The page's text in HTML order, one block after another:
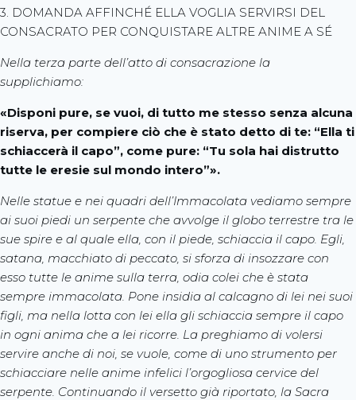
3. DOMANDA AFFINCHÉ ELLA VOGLIA SERVIRSI DEL
CONSACRATO PER CONQUISTARE ALTRE ANIME A SÉ
Nella terza parte dell’atto di consacrazione la
supplichiamo:
«Disponi pure, se vuoi, di tutto me stesso senza alcuna
riserva, per compiere ciò che è stato detto di te: “Ella ti
schiaccerà il capo”, come pure: “Tu sola hai distrutto
tutte le eresie sul mondo intero”».
Nelle statue e nei quadri dell’Immacolata vediamo sempre
ai suoi piedi un serpente che avvolge il globo terrestre tra le
sue spire e al quale ella, con il piede, schiaccia il capo. Egli,
satana, macchiato di peccato, si sforza di insozzare con
esso tutte le anime sulla terra, odia colei che è stata
sempre immacolata. Pone insidia al calcagno di lei nei suoi
figli, ma nella lotta con lei ella gli schiaccia sempre il capo
in ogni anima che a lei ricorre. La preghiamo di volersi
servire anche di noi, se vuole, come di uno strumento per
schiacciare nelle anime infelici l’orgogliosa cervice del
serpente. Continuando il versetto già riportato, la Sacra